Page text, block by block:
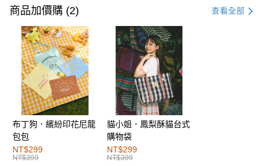
信用卡一次付款
購物金
超商取貨付款
LINE Pay
街口支付
運送方式
全家取貨付款
每筆NT$60，滿NT$1,000(含以上)免運費
商品加價購 (2) 查看全部
布丁狗．繽紛印花尼龍
包包
NT$299
NT$399
貓小姐．鳳梨酥貓台式
購物袋
NT$299
NT$399